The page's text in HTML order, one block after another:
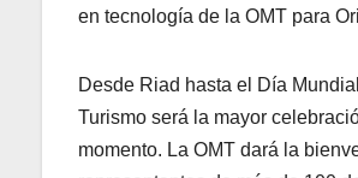
en tecnología de la OMT para
Desde Riad hasta el Día
Turismo será la mayor
momento. La OMT dará la